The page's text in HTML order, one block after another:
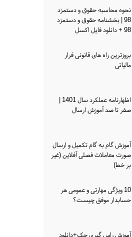
نحوه محاسبه حقوق و دستمزد
98 | بخشنامه حقوق و دستمزد
98 + دانلود فایل اکسل
بروزترین راه های قانونی فرار
مالیاتی
اظهارنامه عملکرد سال 1401 |
صفر تا صد آموزش ارسال
آموزش گام به گام تکمیل و ارسال
صورت معاملات فصلی آفلاین (غیر
بر خط)
10 ویژگی مهارتی و عمومی هر
حسابدار موفق چیست؟
آموزش راس گیری چک+دانلود